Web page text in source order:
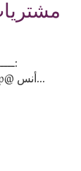
ThatRedLip@gmail.com تويتر: ThatRedLip@ أنس...